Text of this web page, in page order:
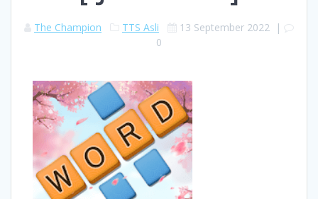
The Champion TTS Asli 13 September 2022 |
0